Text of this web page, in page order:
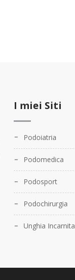
I miei Siti
Podoiatria
Podomedica
Podosport
Podochirurgia
Unghia Incarnita